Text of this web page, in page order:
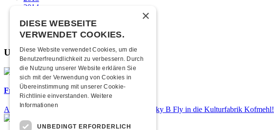
2014
2012
2011
Unsere beliebtesten
Frisch bestätigt: Nicky B Fly
Am Donnerstag, 05. November 2026 kommt Nicky B Fly in die Kulturfabrik Kofmehl!
×
DIESE WEBSEITE
VERWENDET COOKIES.
Diese Website verwendet Cookies, um die
Benutzerfreundlichkeit zu verbessern. Durch
die Nutzung unserer Website erklären Sie
sich mit der Verwendung von Cookies in
Übereinstimmung mit unserer Cookie-
Richtlinie einverstanden. Weitere
Informationen
UNBEDINGT ERFORDERLICH